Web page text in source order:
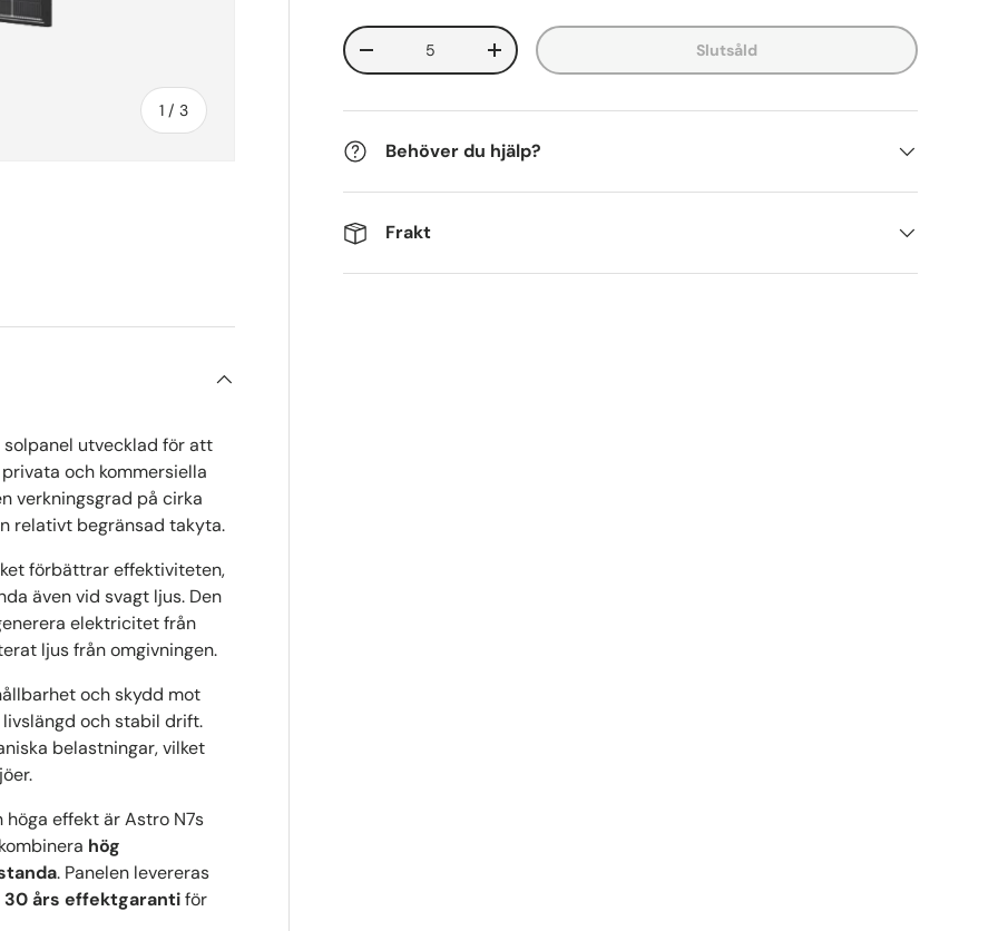
1 / av
3
Antal
-
+ Slutsåld
Behöver du hjälp?
Frakt
utvecklad för att
och kommersiella
verkningsgrad på cirka
relativt begränsad takyta.
förbättrar effektiviteten,
även vid svagt ljus. Den
elektricitet från
ljus från omgivningen.
och skydd mot
och stabil drift.
belastningar, vilket
effekt är Astro N7s
hög
. Panelen levereras
års effektgarantiför